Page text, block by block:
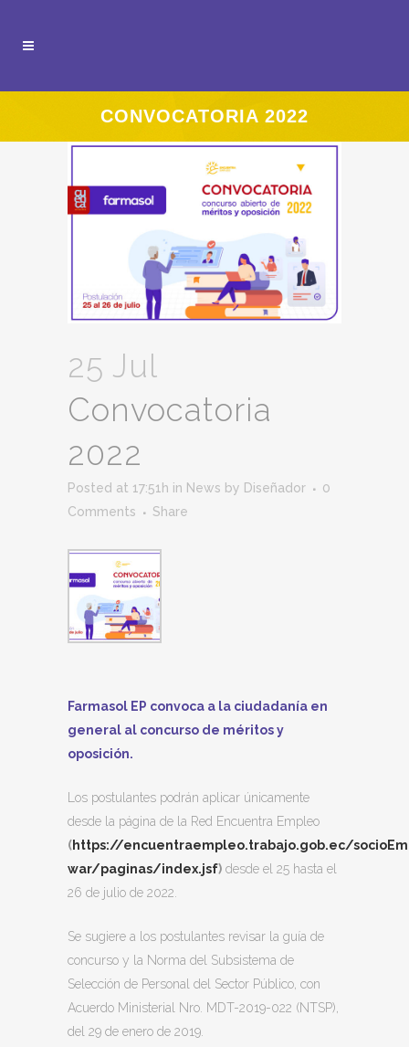
CONVOCATORIA 2022
25 Jul
Convocatoria
2022
Posted at 17:51h in News by Diseñador
0
Comments
Share
Farmasol EP convoca a la ciudadanía en
general al concurso de méritos y
oposición.
Los postulantes podrán aplicar únicamente
desde la página de la Red Encuentra Empleo
(https://encuentraempleo.trabajo.gob.ec/
war/paginas/index.jsf) desde el 25 hasta el
26 de julio de 2022.
Se sugiere a los postulantes revisar la guía de
concurso y la Norma del Subsistema de
Selección de Personal del Sector Público, con
Acuerdo Ministerial Nro. MDT-2019-022 (NTSP),
del 29 de enero de 2019.